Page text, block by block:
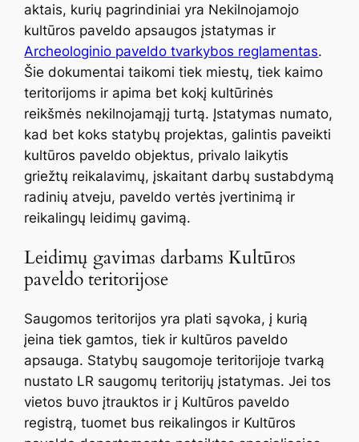
aktais, kurių pagrindiniai yra Nekilnojamojo
kultūros paveldo apsaugos įstatymas ir
Archeologinio paveldo tvarkybos reglamentas.
Šie dokumentai taikomi tiek miestų, tiek kaimo
teritorijoms ir apima bet kokį kultūrinės
reikšmės nekilnojamąjį turtą. Įstatymas numato,
kad bet koks statybų projektas, galintis paveikti
kultūros paveldo objektus, privalo laikytis
griežtų reikalavimų, įskaitant darbų sustabdymą
radinių atveju, paveldo vertės įvertinimą ir
reikalingų leidimų gavimą.
Leidimų gavimas darbams Kultūros
paveldo teritorijose
Saugomos teritorijos yra plati sąvoka, į kurią
įeina tiek gamtos, tiek ir kultūros paveldo
apsauga. Statybų saugomoje teritorijoje tvarką
nustato LR saugomų teritorijų įstatymas. Jei tos
vietos buvo įtrauktos ir į Kultūros paveldo
registrą, tuomet bus reikalingos ir Kultūros